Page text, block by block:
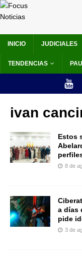
INICIO JUDICIALES
TENDENCIAS
ivan
Estos
8 de
a días
pide
3 de